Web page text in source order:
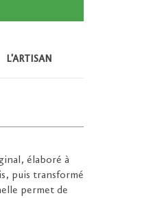
L'ARTISAN
élaboré à
puis transformé
permet de